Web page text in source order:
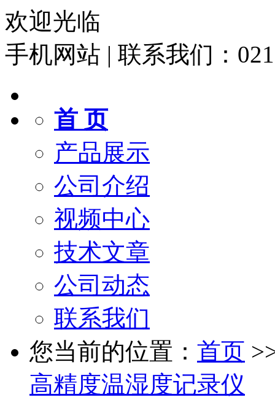
欢迎光临
手机网站 | 联系我们：
首 页
产品展示
公司介绍
视频中心
技术文章
公司动态
联系我们
您当前的位置： 首页
高精度温湿度记录仪